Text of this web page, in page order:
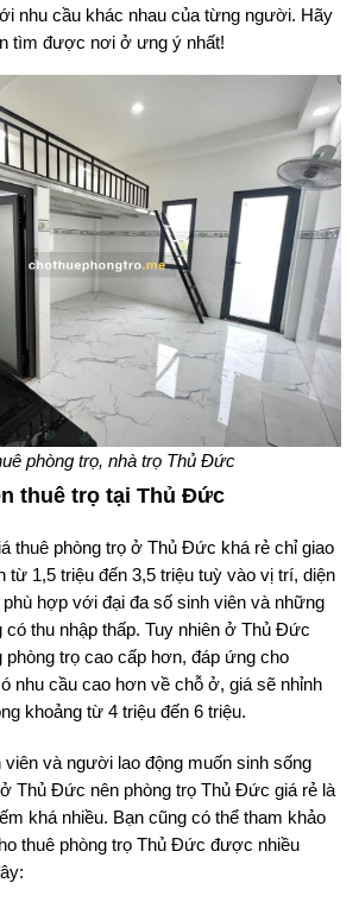
nhu cầu khác nhau của từng người. Hãy
tìm được nơi ở ưng ý nhất!
phòng trọ, nhà trọ Thủ Đức
thuê trọ tại Thủ Đức
thuê phòng trọ ở Thủ Đức khá rẻ chỉ giao
từ 1,5 triệu đến 3,5 triệu tuỳ vào vị trí, diện
hợp với đại đa số sinh viên và những
có thu nhập thấp. Tuy nhiên ở Thủ Đức
phòng trọ cao cấp hơn, đáp ứng cho
nhu cầu cao hơn về chỗ ở, giá sẽ nhỉnh
khoảng từ 4 triệu đến 6 triệu.
và người lao động muốn sinh sống
Thủ Đức nên phòng trọ Thủ Đức giá rẻ là
khá nhiều. Bạn cũng có thể tham khảo
thuê phòng trọ Thủ Đức được nhiều